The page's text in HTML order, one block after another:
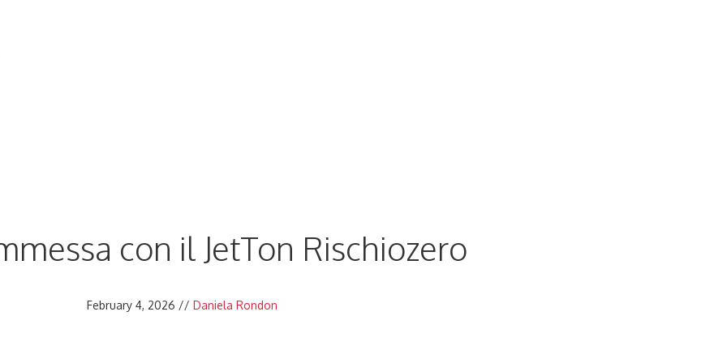
con il JetTon Rischiozero
February 4, 2026 // Daniela Rondon